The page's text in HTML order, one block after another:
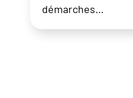
démarches…